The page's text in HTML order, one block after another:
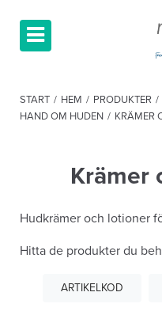
START / HEM / PRODUKTER /
HAND OM HUDEN / KRÄMER
Krämer
Hudkrämer och lotioner
Hitta de produkter du
ARTIKELKOD